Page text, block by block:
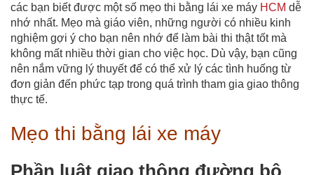
các bạn biết được một số mẹo thi bằng lái xe máy HCM dễ
nhớ nhất. Mẹo mà giáo viên, những người có nhiều kinh
nghiệm gợi ý cho bạn nên nhớ để làm bài thi thật tốt mà
không mất nhiều thời gian cho việc học. Dù vậy, bạn cũng
nên nắm vững lý thuyết để có thể xử lý các tình huống từ
đơn giản đến phức tạp trong quá trình tham gia giao thông
thực tế.
Mẹo thi bằng lái xe máy
Phần luật giao thông đường bộ